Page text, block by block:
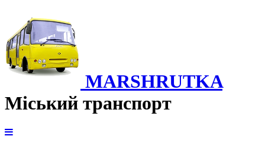
MARSHRUTKA
Міський транспорт